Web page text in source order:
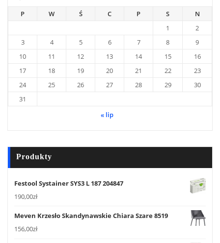
P
W Ś C P S
N
1
2
3
4 5 6 7 8
9
10
11 12 13 14 15
16
17
18 19 20 21 22
23
24
25 26 27 28 29
30
31
« lip
Produkty
Festool Systainer SYS3 L 187 204847
190,00zł
Meven Krzesło Skandynawskie Chiara Szare 8519
156,00zł